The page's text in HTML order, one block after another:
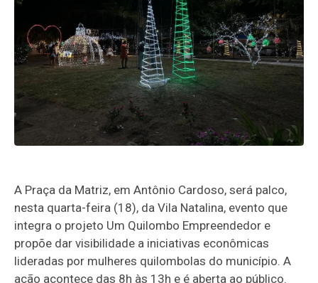
A Praça da Matriz, em Antônio Cardoso, será palco,
nesta quarta-feira (18), da Vila Natalina, evento que
integra o projeto Um Quilombo Empreendedor e
propõe dar visibilidade a iniciativas econômicas
lideradas por mulheres quilombolas do município. A
ação acontece das 8h às 13h e é aberta ao público.